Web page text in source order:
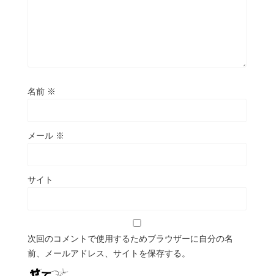
名前 ※
メール ※
サイト
次回のコメントで使用するためブラウザーに自分の名
前、メールアドレス、サイトを保存する。